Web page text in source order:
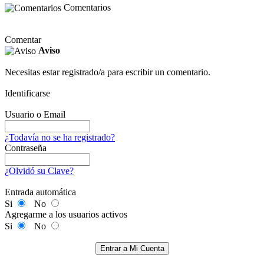
Comentarios
Comentar
Aviso
Necesitas estar registrado/a para escribir un comentario.
Identificarse
Usuario o Email
¿Todavía no se ha registrado?
Contraseña
¿Olvidó su Clave?
Entrada automática
Si
No
Agregarme a los usuarios activos
Si
No
Entrar a Mi Cuenta